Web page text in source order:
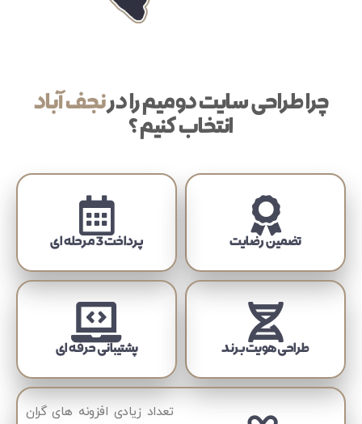
چرا طراحی سایت دومیم را درنجف آباد
انتخاب کنیم ؟
تضمین رضایت پرداخت 3 مرحله ای
طراحی هویت برند پشتیبانی حرفه ای
تعداد زیادی افزونه های گران